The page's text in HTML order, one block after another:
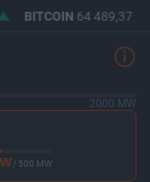
BITCOIN64 489,37
2000 MW
/ 500 MW